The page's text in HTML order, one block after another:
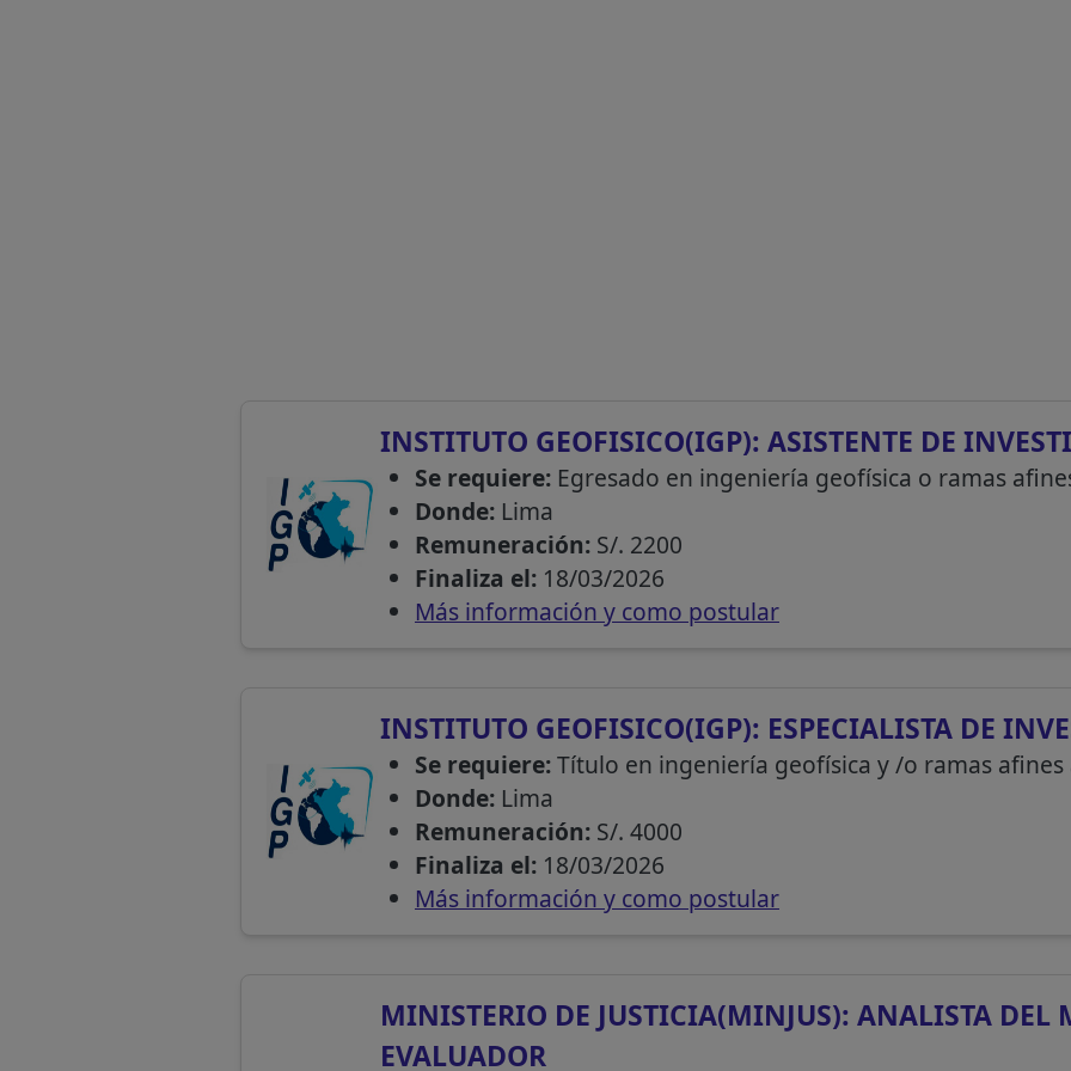
INSTITUTO GEOFISICO(IGP): ASISTENTE DE
Se requiere: Egresado en ingeniería geofísica o ramas
Donde: Lima
Remuneración: S/. 2200
Finaliza el: 18/03/2026
Más información y como postular
INSTITUTO GEOFISICO(IGP): ESPECIALISTA DE
Se requiere:Título en ingeniería geofísica y /o ramas
Donde: Lima
Remuneración: S/. 4000
Finaliza el: 18/03/2026
Más información y como postular
MINISTERIO DE JUSTICIA(MINJUS): ANALISTA DEL
EVALUADOR